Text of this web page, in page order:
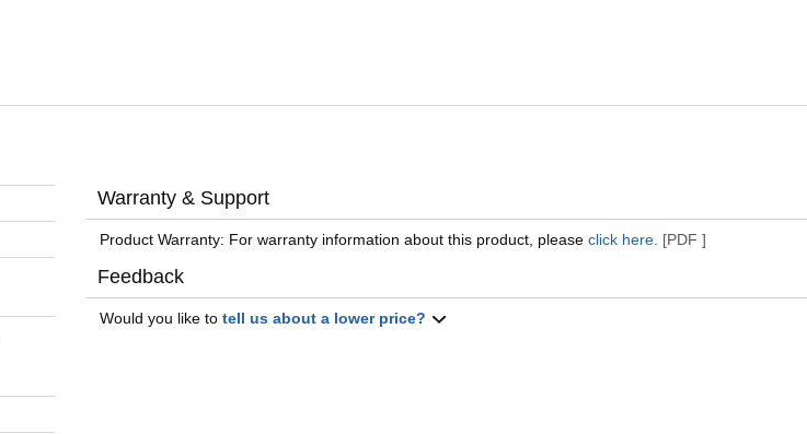
Warranty & Support
Product Warranty: For warranty information about this product, pleaseclick here. [PDF ]
Feedback
Would you like totell us about a lower price?